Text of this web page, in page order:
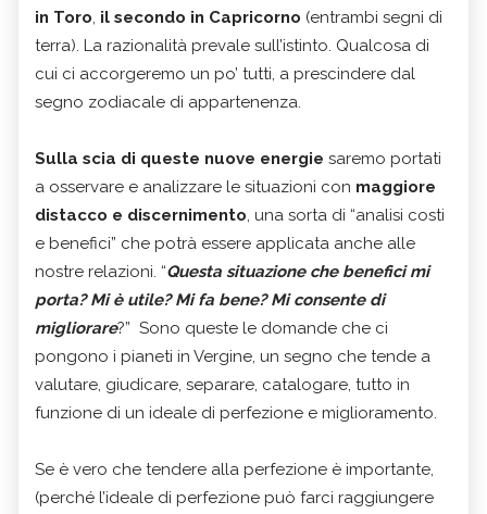
in Toro, il secondo in Capricorno (entrambi segni di
terra). La razionalità prevale sull’istinto. Qualcosa di
cui ci accorgeremo un po’ tutti, a prescindere dal
segno zodiacale di appartenenza.
Sulla scia di queste nuove energie saremo portati
a osservare e analizzare le situazioni con maggiore
distacco e discernimento, una sorta di “analisi costi
e benefici” che potrà essere applicata anche alle
nostre relazioni. “Questa situazione che benefici mi
porta? Mi è utile? Mi fa bene? Mi consente di
migliorare?” Sono queste le domande che ci
pongono i pianeti in Vergine, un segno che tende a
valutare, giudicare, separare, catalogare, tutto in
funzione di un ideale di perfezione e miglioramento.
Se è vero che tendere alla perfezione è importante,
(perché l’ideale di perfezione può farci raggiungere